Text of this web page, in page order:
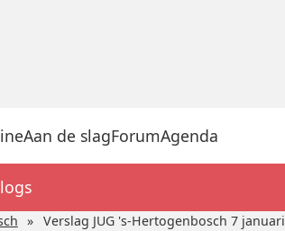
Aan de slagForumAgenda
Verslag JUG 's-Hertogenbosch 7 januari